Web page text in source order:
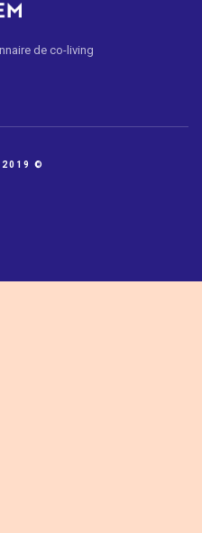
de co-living
2019 ©